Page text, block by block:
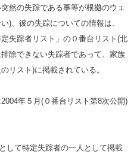
然の失踪である事等が根拠のウェ
)、彼の失踪についての情報は、
失踪者リスト」の０番台リスト(北
除できない失踪者であって、家族
リスト)に掲載されている。
年５月(０番台リスト第8次公開)
して特定失踪者の一人として掲載